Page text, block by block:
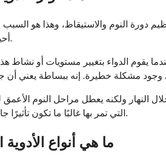
دورة النوم والاستيقاظ، وهذا هو
أحيانًا إلى تغييرات غير متوقعة في أنماط راحتك.
الدواء بتغيير مستويات أو نشاط
ولكنه يعطل مراحل النوم الأعمق
التي تمر بها غالبًا ما تكون تأثيرًا جانبيًا، وليست فشلاً من جسمك أو العلاج نفسه.
ما هي أنواع